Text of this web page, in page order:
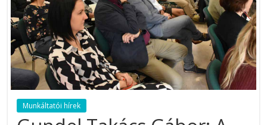
Munkáltatói hírek